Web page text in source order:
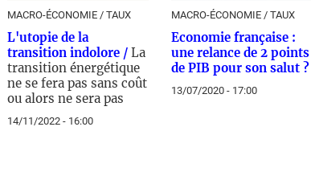
MACRO-ÉCONOMIE / TAUX
L'utopie de la
transition indolore / La
transition énergétique
ne se fera pas sans coût
ou alors ne sera pas
14/11/2022 - 16:00
MACRO-ÉCONOMIE / TAUX
Economie française :
une relance de 2 points
de PIB pour son salut ?
13/07/2020 - 17:00